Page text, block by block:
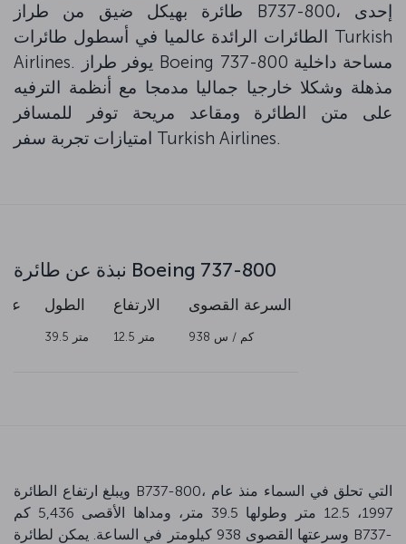
طائرة بهيكل ضيق من طراز B737-800، إحدى
الطائرات الرائدة عالميا في أسطول طائرات Turkish
Airlines. يوفر طراز Boeing 737-800 مساحة داخلية
مذهلة وشكلا خارجيا جماليا مدمجا مع أنظمة الترفيه
على متن الطائرة ومقاعد مريحة توفر للمسافر
امتيازات تجربة سفر Turkish Airlines.
نبذة عن طائرة Boeing 737-800
39.5 متر 12.5 متر
السرعة القصوى
938 كم / س
ويبلغ ارتفاع الطائرة B737-800، التي تحلق في السماء منذ عام
1997، 12.5 متر وطولها 39.5 متر، ومداها الأقصى 5,436 كم
وسرعتها القصوى 938 كيلومتر في الساعة. يمكن لطائرة B737-